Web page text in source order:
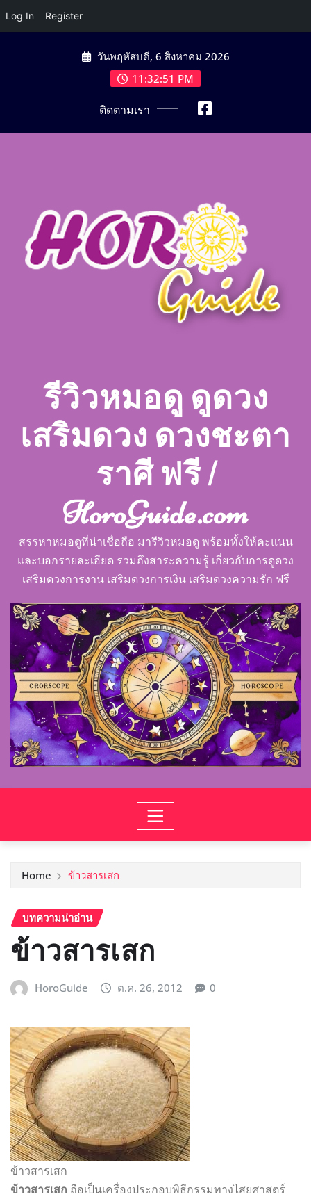
Log In Register
วันพฤหัสบดี, 6 สิงหาคม 2026
11:32:53 PM
ติดตามเรา
รีวิวหมอดู ดูดวง
เสริมดวง ดวงชะตา
ราศี ฟรี |
HoroGuide.com
สรรหาหมอดูที่น่าเชื่อถือ มารีวิวหมอดู พร้อมทั้งให้คะแนน
และบอกรายละเอียด รวมถึงสาระความรู้ เกี่ยวกับการดูดวง
เสริมดวงการงาน เสริมดวงการเงิน เสริมดวงความรัก ฟรี
Home ข้าวสารเสก
บทความน่าอ่าน
ข้าวสารเสก
HoroGuide ต.ค. 26, 2012 0
ข้าวสารเสก
ข้าวสารเสก ถือเป็นเครื่องประกอบพิธีกรรมทางไสยศาสตร์